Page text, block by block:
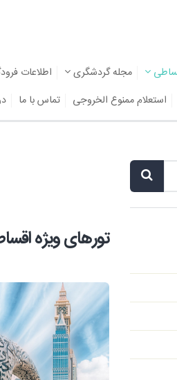
مجله گردشگری اطلاعات
استعلام ممنوع الخروجی تماس با ما
تورهای ویژه